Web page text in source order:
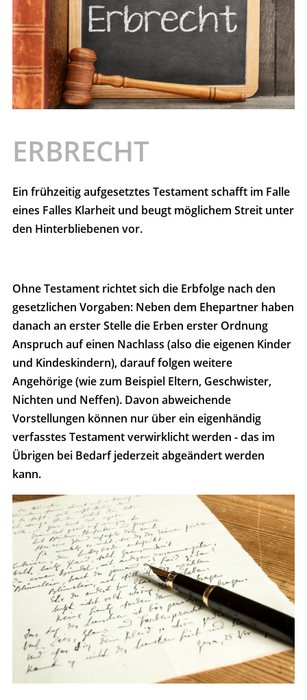
ERBRECHT
Ein frühzeitig aufgesetztes Testament schafft im Falle
eines Falles Klarheit und beugt möglichem Streit unter
den Hinterbliebenen vor.
Ohne Testament richtet sich die Erbfolge nach den
gesetzlichen Vorgaben: Neben dem Ehepartner haben
danach an erster Stelle die Erben erster Ordnung
Anspruch auf einen Nachlass (also die eigenen Kinder
und Kindeskindern), darauf folgen weitere
Angehörige (wie zum Beispiel Eltern, Geschwister,
Nichten und Neffen). Davon abweichende
Vorstellungen können nur über ein eigenhändig
verfasstes Testament verwirklicht werden - das im
Übrigen bei Bedarf jederzeit abgeändert werden
kann.